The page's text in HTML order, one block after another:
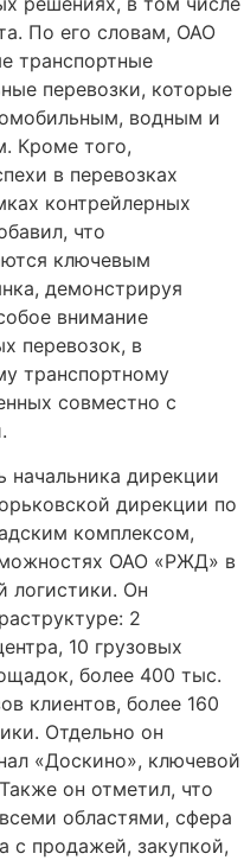
По его словам, ОАО
транспортные
перевозки, которые
водным и
Кроме того,
в перевозках
контрейлерных
что
ключевым
демонстрируя
внимание
перевозок, в
транспортному
совместно с
начальника дирекции
дирекции по
комплексом,
ОАО «РЖД» в
логистики. Он
2
10 грузовых
более 400 тыс.
клиентов, более 160
Отдельно он
«Доскино», ключевой
он отметил, что
областями, сфера
с продажей, закупкой,